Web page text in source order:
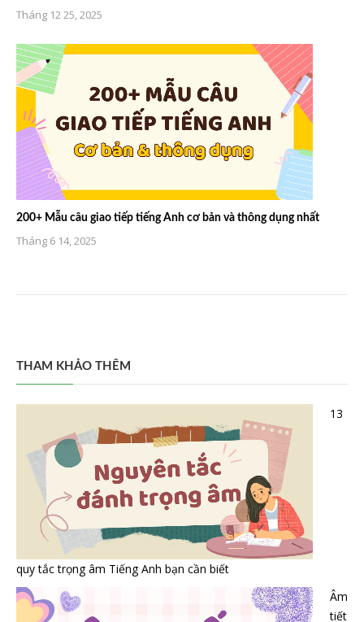
Tháng 12 25, 2025
200+ Mẫu câu giao tiếp tiếng Anh cơ bản và thông dụng nhất
Tháng 6 14, 2025
THAM KHẢO THÊM
13
quy tắc trọng âm Tiếng Anh bạn cần biết
Âm
tiết